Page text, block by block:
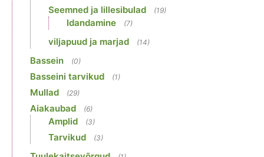
Seemned ja lillesibulad (19)
Idandamine (7)
viljapuud ja marjad (14)
Bassein (0)
Basseini tarvikud (1)
Mullad (29)
Aiakaubad (6)
Amplid (3)
Tarvikud (3)